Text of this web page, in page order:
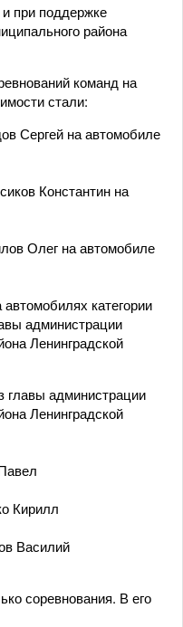
при поддержке
района
команд на
стали:
Сергей на автомобиле
Константин на
Олег на автомобиле
категории
администрации
Ленинградской
главы администрации
Ленинградской
Кирилл
Василий
соревнования. В его